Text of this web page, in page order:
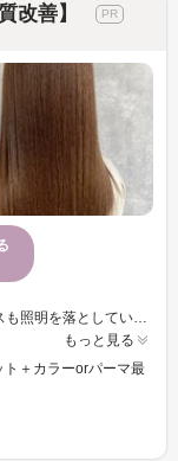
改善】
もっと見る
＋カラーorパーマ最